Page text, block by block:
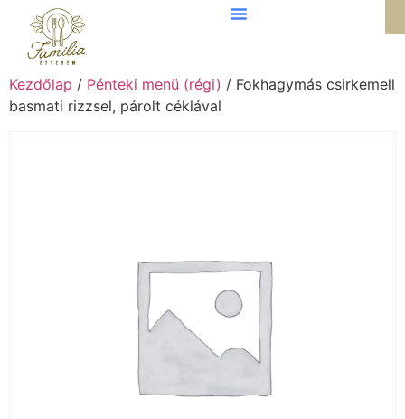
Kezdőlap / Pénteki menü (régi) / Fokhagymás csirkemell
basmati rizzsel, párolt céklával